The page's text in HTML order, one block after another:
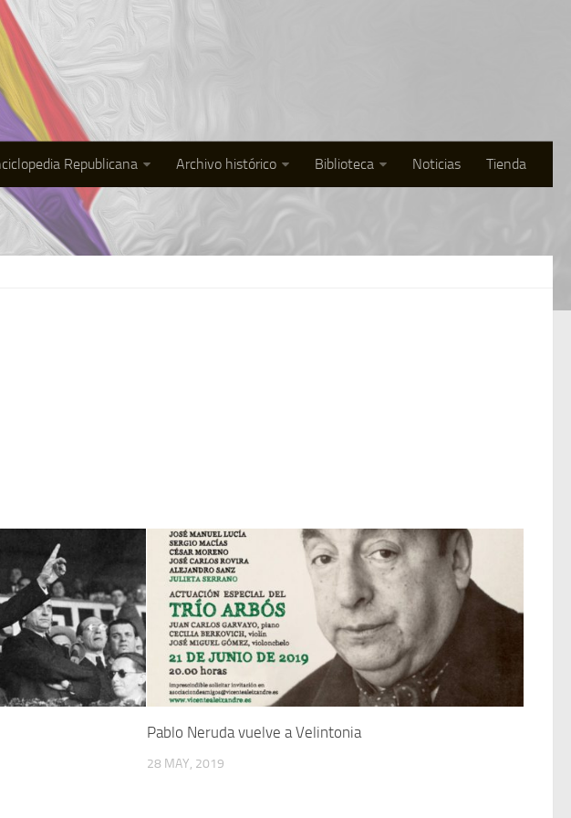
Republicana Archivo histórico Biblioteca Noticias Tienda
Pablo Neruda vuelve a Velintonia
28 MAY, 2019